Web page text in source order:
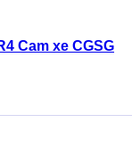
Cam xe CGSG